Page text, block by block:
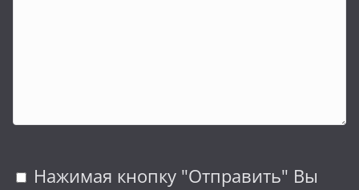
Нажимая кнопку "Отправить" Вы